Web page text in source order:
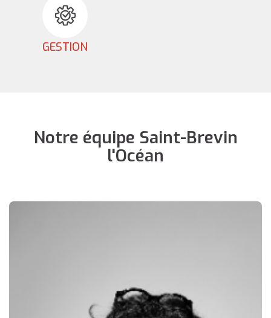
GESTION
Notre équipe Saint-Brevin
l'Océan